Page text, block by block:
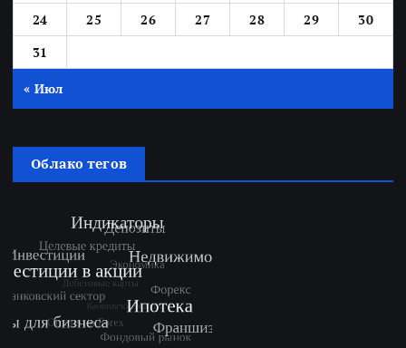
24
25 26 27 28 29
30
31
« Июл
Облако тегов